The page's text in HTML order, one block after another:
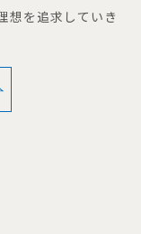
想を追求していき